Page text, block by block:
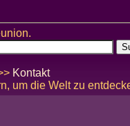
Kontakt
um die Welt zu